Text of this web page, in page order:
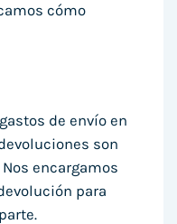
cómo
de envío en
son
encargamos
para